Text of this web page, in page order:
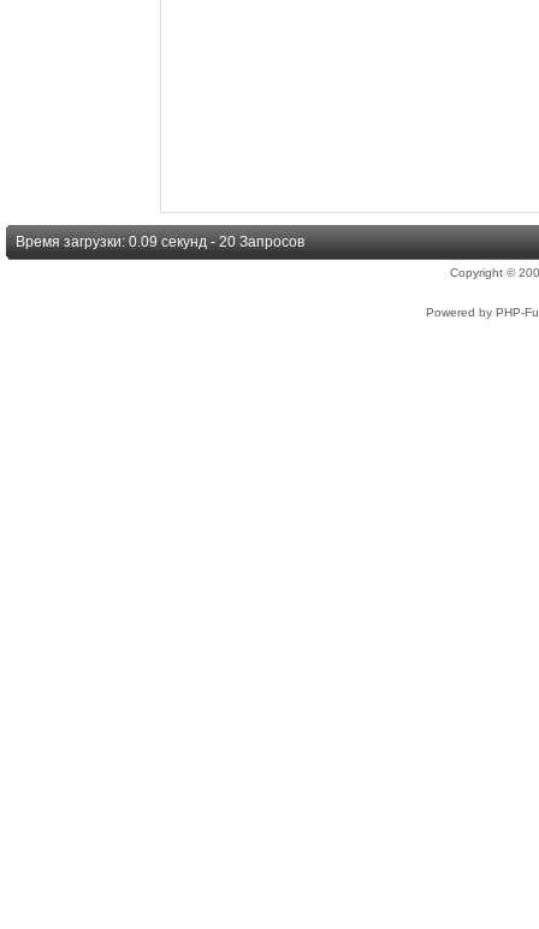
Время загрузки: 0.09 секунд - 20 Запросов
Copyright ©
Powered by PHP-